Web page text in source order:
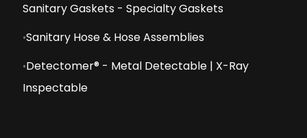
Sanitary Gaskets - Specialty Gaskets
Sanitary Hose & Hose Assemblies
Detectomer® - Metal Detectable | X-Ray
Inspectable